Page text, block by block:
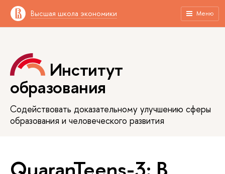
Высшая школа экономики Меню
Институт
образования
Содействовать доказательному улучшению сферы
образования и человеческого развития